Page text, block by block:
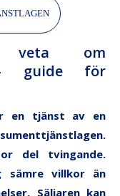
veta om
- guide för
en tjänst av en
del tvingande.
sämre villkor än
Säljaren kan